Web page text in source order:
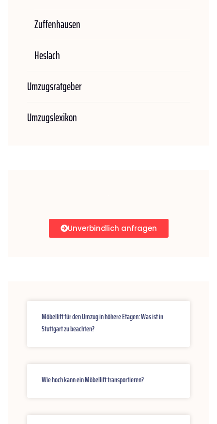
Zuffenhausen
Heslach
Umzugsratgeber
Umzugslexikon
Unverbindlich anfragen
Möbellift für den Umzug in höhere Etagen: Was ist in
Stuttgart zu beachten?
Wie hoch kann ein Möbellift transportieren?